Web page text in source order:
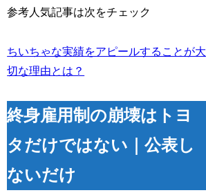
参考人気記事は次をチェック
ちいちゃな実績をアピールすることが大
切な理由とは？
終身雇用制の崩壊はトヨ
タだけではない｜公表し
ないだけ